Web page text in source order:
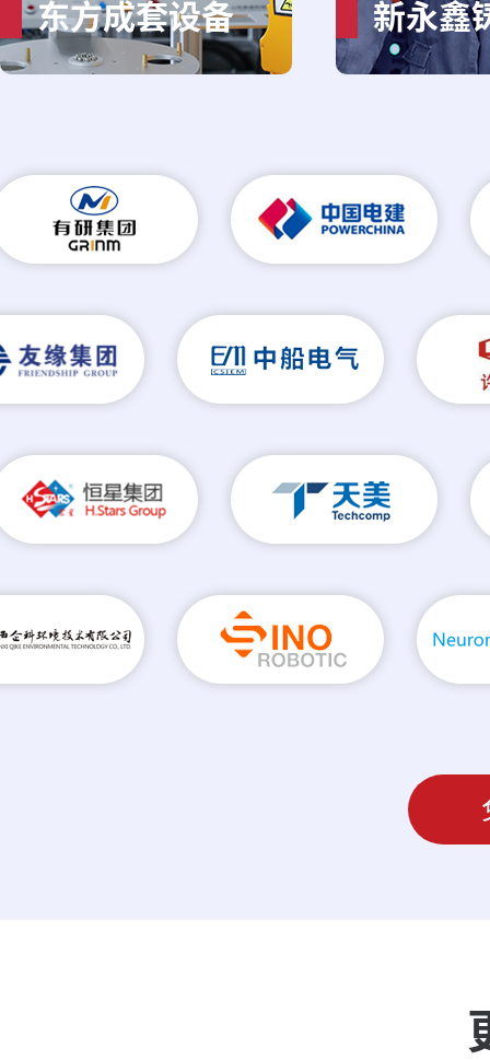
东方成套设备 新永鑫